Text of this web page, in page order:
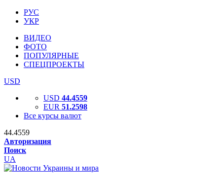
РУС
УКР
ВИДЕО
ФОТО
ПОПУЛЯРНЫЕ
СПЕЦПРОЕКТЫ
USD
USD 44.4559
EUR 51.2598
Все курсы валют
44.4559
Авторизация
Поиск
UA